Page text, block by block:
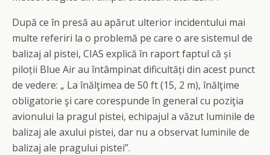
După ce în presă au apărut ulterior incidentului mai
multe referiri la o problemă pe care o are sistemul de
balizaj al pistei, CIAS explică în raport faptul că și
piloții Blue Air au întâmpinat dificultăți din acest punct
de vedere: „ La înălţimea de 50 ft (15, 2 m), înălţime
obligatorie şi care corespunde în general cu poziţia
avionului la pragul pistei, echipajul a văzut luminile de
balizaj ale axului pistei, dar nu a observat luminile de
balizaj ale pragului pistei”.